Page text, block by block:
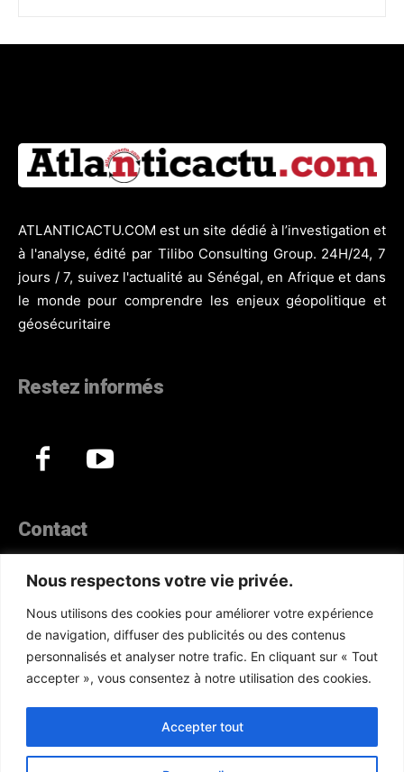
Nous respectons votre vie privée.
Nous utilisons des cookies pour améliorer votre expérience
de navigation, diffuser des publicités ou des contenus
personnalisés et analyser notre trafic. En cliquant sur « Tout
accepter », vous consentez à notre utilisation des cookies.
Accepter tout
ATLANTICACTU.COM est un site dédié à l’investigation et
à l'analyse, édité par Tilibo Consulting Group. 24H/24, 7
jours / 7, suivez l'actualité au Sénégal, en Afrique et dans
le monde pour comprendre les enjeux géopolitique et
géosécuritaire
Restez informés
Contact
Téléphone :(+221) 70 330 86 87‬
WhatsApp : (+33) 6 52 17 85 46
E-mail : redaction@atlanticactu.com
E-mail : commercial@atlanticactu.com
Nous écrire Qui sommes-nous ?